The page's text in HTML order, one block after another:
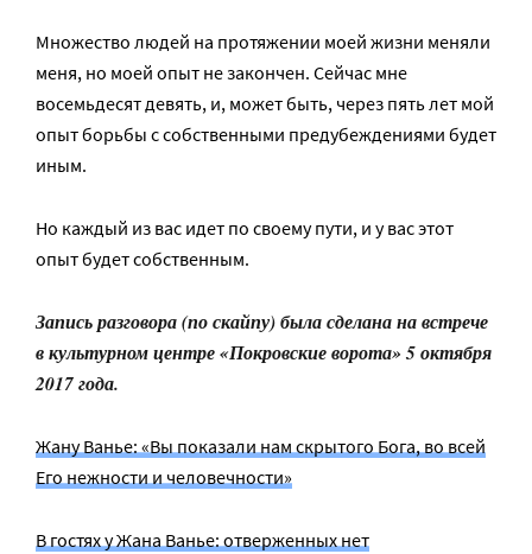
Множество людей на протяжении моей жизни меняли
меня, но моей опыт не закончен. Сейчас мне
восемьдесят девять, и, может быть, через пять лет мой
опыт борьбы с собственными предубеждениями будет
иным.
Но каждый из вас идет по своему пути, и у вас этот
опыт будет собственным.
Запись разговора (по скайпу) была сделана на встрече
в культурном центре «Покровские ворота» 5 октября
2017 года.
Жану Ванье: «Вы показали нам скрытого Бога, во всей
Его нежности и человечности»
В гостях у Жана Ванье: отверженных нет